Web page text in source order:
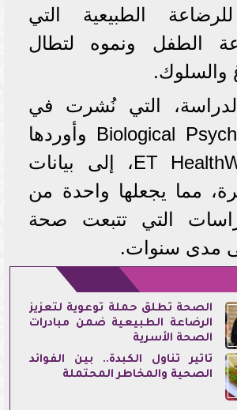
الطبيعية التي
الطفل ونموه لتطال
والسلوك.
التي نُشرت في
دورية Biological Psychiatry وأوردها
موقع ET HealthWorld، إلى بيانات
أسرة، مما يجعلها واحدة من
التي تتبعت صحة
مدى سنوات.
الصحة تطلق حملة توعوية لتعزيز
الرضاعة الطبيعية ضمن مبادرات
الصحة الأسرية
تأثير تناول الكبدة.. بين الفوائد
الصحية والمخاطر المحتملة